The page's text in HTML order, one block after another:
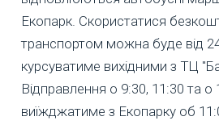
Екопарк. Скористатися
транспортом можна буде від
курсуватиме вихідними з ТЦ
Відправлення о 9:30, 11:30 та
виїжджатиме з Екопарку об